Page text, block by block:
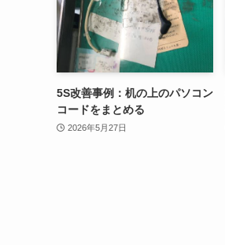
5S改善事例：机の上のパソコン
コードをまとめる
2026年5月27日